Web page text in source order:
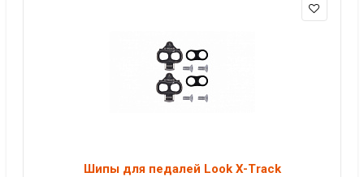
Шипы для педалей Look X-Track